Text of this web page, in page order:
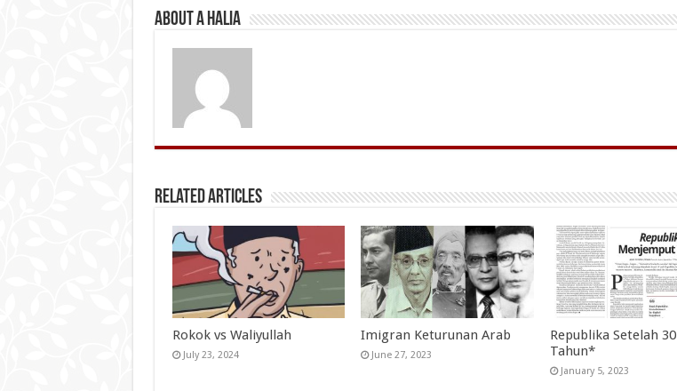
About A Halia
Related Articles
Rokok vs Waliyullah
July 23, 2024
Imigran Keturunan Arab
June 27, 2023
Republika Setelah 30
Tahun*
January 5, 2023